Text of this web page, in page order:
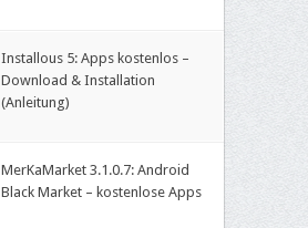
Installous 5: Apps kostenlos –
Download & Installation
(Anleitung)
MerKaMarket 3.1.0.7: Android
Black Market – kostenlose Apps